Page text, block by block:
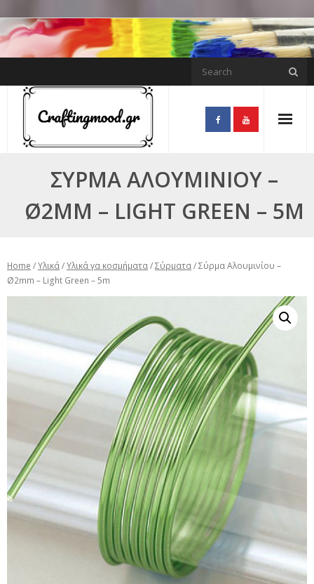
Skip
to
content
ΣΎΡΜΑ ΑΛΟΥΜΙΝΊΟΥ –
Ø2MM – LIGHT GREEN – 5M
Home /Υλικά/Υλικά γα κοσμήματα/Σύρματα/ Σύρμα Αλουμινίου –
Ø2mm – Light Green – 5m